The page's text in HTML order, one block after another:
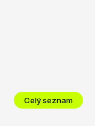
Celý seznam